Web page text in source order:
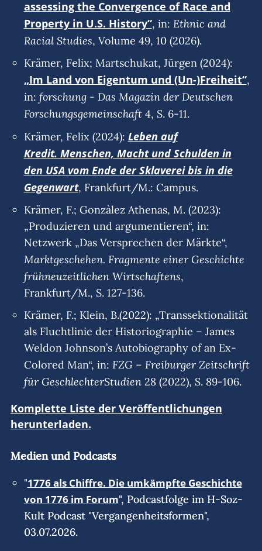
assessing the Convergence of Race and
Property in U.S. History“, in: Ethnic and
Racial Studies, Volume 49, 10 (2026).
Krämer, Felix; Martschukat, Jürgen (2024):
„Im Land von Eigentum und (Un-)Freiheit“,
in: forschung - Das Magazin der Deutschen
Forschungsgemeinschaft4, S. 6-11.
Krämer, Felix (2024): Leben auf
Kredit. Menschen, Macht und Schulden in
den USA vom Ende der Sklaverei bis in die
Gegenwart, Frankfurt/M.: Campus.
Krämer, F.; Gonzàlez Athenas, M. (2023):
„Produzieren und argumentieren“, in:
Netzwerk „Das Versprechen der Märkte“,
Marktgeschehen. Fragmente einer Geschichte
frühneuzeitlichen Wirtschaftens,
Frankfurt/M., S. 127-136.
Krämer, F.; Klein, B.(2022): „Transsektionalität
als Fluchtlinie der Historiographie – James
Weldon Johnson’s Autobiography of an Ex-
Colored Man“, in: FZG – Freiburger Zeitschrift
für GeschlechterStudien28 (2022), S. 89-106.
Komplette Liste der Veröffentlichungen
herunterladen.
Medien und Podcasts
"1776 als Chiffre. Die umkämpfte Geschichte
von 1776 im Forum", Podcastfolge im H-Soz-
Kult Podcast "Vergangenheitsformen",
03.07.2026.